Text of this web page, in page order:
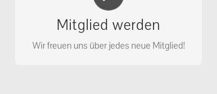
Mitglied werden
Wir freuen uns über jedes neue Mitglied!
Unterstützen Sie unseren Verein als
Mitglied.
MITGLIED WERDEN